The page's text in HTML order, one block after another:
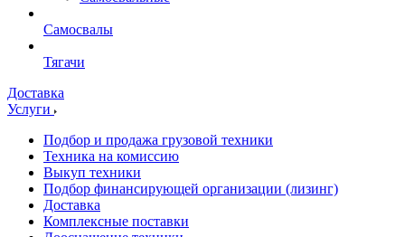
Самосвалы
Тягачи
Доставка
Услуги
Подбор и продажа грузовой техники
Техника на комиссию
Выкуп техники
Подбор финансирующей организации (лизинг)
Доставка
Комплексные поставки